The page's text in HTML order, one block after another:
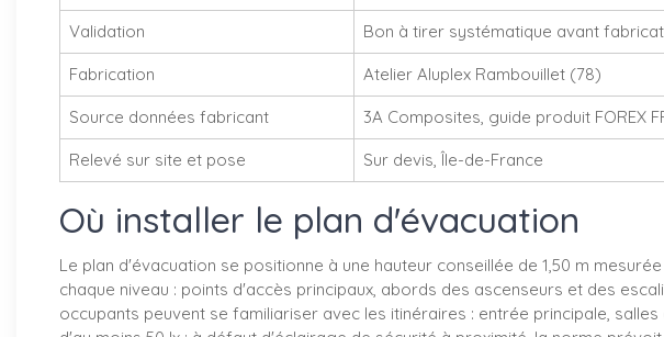
Validation Bon à tirer systématique avant
Fabrication Atelier Aluplex Rambouillet (78)
Source données fabricant 3A Composites, guide produit FOREX
Relevé sur site et pose Sur devis, Île-de-France
Où installer le plan d'évacuation
Le plan d'évacuation se positionne à une hauteur conseillée de 1,50 m
chaque niveau : points d'accès principaux, abords des ascenseurs et des
occupants peuvent se familiariser avec les itinéraires : entrée principale,